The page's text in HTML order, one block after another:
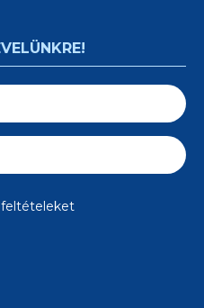
feltételeket